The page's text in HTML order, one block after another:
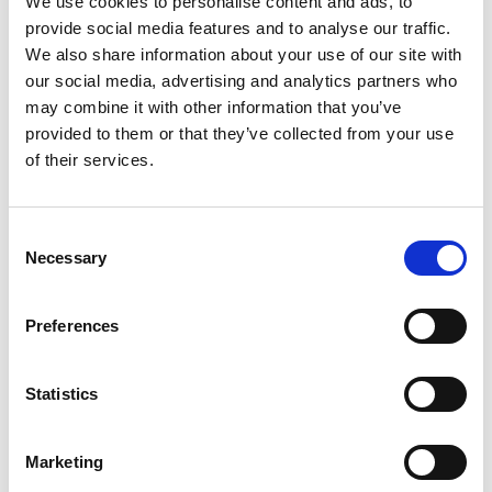
provide social media features and to analyse our traffic.
We also share information about your use of our site with
our social media, advertising and analytics partners who
may combine it with other information that you’ve
provided to them or that they’ve collected from your use
of their services.
Selection
Necessary
Preferences
Statistics
Marketing
Modelo
MV 25 AI
Capacidad Frío total [kW] med (min - max)
2,10 (1,67 - 2,36)
Capacidad Calor total [kW] med (min - max)
Caudal aire [m³/h] med (min - max)